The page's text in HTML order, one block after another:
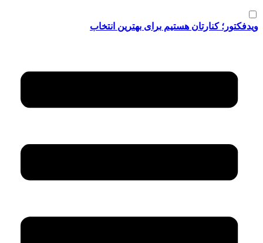
ویدفکتور؛ کنارتان هستیم برای بهترین انتخاب